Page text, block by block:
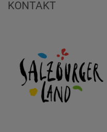
KONTAKT